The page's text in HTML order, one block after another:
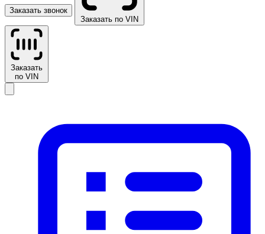
Заказать звонок
Заказать по VIN
Заказать
по VIN